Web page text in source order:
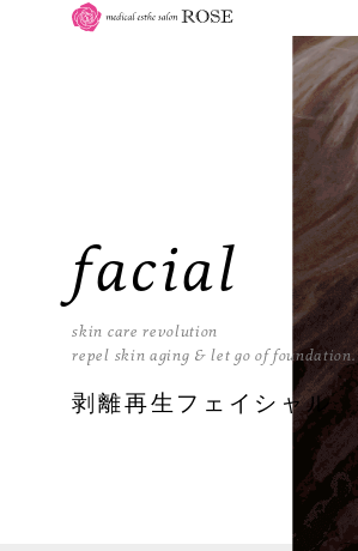
facial
skin care revolution
repel skin aging & let go of foundation.
剥離再生フェイシャル